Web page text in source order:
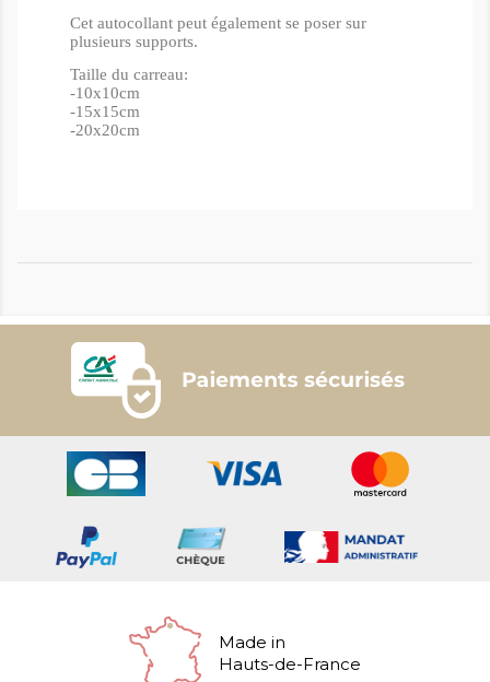
Cet autocollant peut également se poser sur
plusieurs supports.
Taille du carreau:
-10x10cm
-15x15cm
-20x20cm
Made in
Hauts-de-France